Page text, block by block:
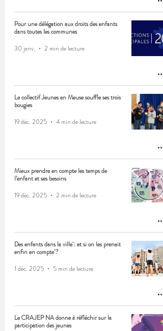
Pour une délégation aux droits des enfants
dans toutes les communes
30 janv.
2 min de lecture
Le collectif Jeunes en Meuse souffle ses trois
bougies
19 déc. 2025
4 min de lecture
Mieux prendre en compte les temps de
l’enfant et ses besoins
19 déc. 2025
2 min de lecture
Des enfants dans la ville : et si on les prenait
enfin en compte ?
1 déc. 2025
5 min de lecture
Le CRAJEP NA donne à réfléchir sur la
participation des jeunes